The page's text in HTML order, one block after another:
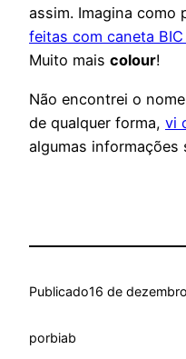
assim. Imagina como
feitas com caneta
Muito mais colour!
Não encontrei o
de qualquer forma, vi
algumas informações
Publicado16 de
porbiab